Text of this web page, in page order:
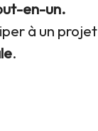
en-un.
à un projet
.